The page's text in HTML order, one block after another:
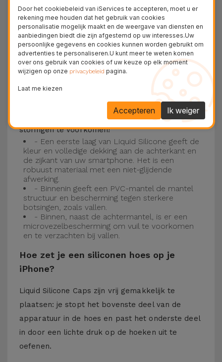
15, 14, 13, 12 onder meer en het nieuwste model
van de Apple, deiPhone 16eniPhone 17.
Drie-laagse bescherming met de
siliconen kappen
Onze iPhone siliconen hoesjes hebben een
robuuste, kwalitatieve constructie met een
drielaagse constructie om ongelukken en
storingen te voorkomen!
- Een eerste laag van Liquid Silicone geeft de
kleur en volledige dekking aan de achterkant en
de zijkant van uw smartphone. Het is een
robuust materiaal met een niet-glijdende
afwerking.
- Binnenin geeft een PVC-mantel de mantel
structuur en bescherming tegen sterkere
botsingen, zoals vallen.
- Binnen, naast de achtermantel, is er een
microvezelbescherming om vuil te voorkomen
en te verzachten bij vallen.
Hoe zet je een siliconen hoes op je
iPhone?
Liquid Silicone Caps zijn vrij gemakkelijk te
plaatsen: je stopt het bovenste deel van de
apparatuur in de hoes en past het onderste deel
in door een lichte druk op de hoeken uit te
oefenen.
Door het cookiebeleid van iServices te accepteren, moet u er
rekening mee houden dat het gebruik van cookies
personalisatie mogelijk maakt en de weergave van diensten en
aanbiedingen biedt die zijn afgestemd op uw interesses.Uw
persoonlijke gegevens en cookies kunnen worden gebruikt om
advertenties te personaliseren.U kunt meer te weten komen
over ons gebruik van cookies of uw keuze op elk moment
wijzigen op onze privacybeleid pagina.
Laat me kiezen
Ik weiger
Accepteren